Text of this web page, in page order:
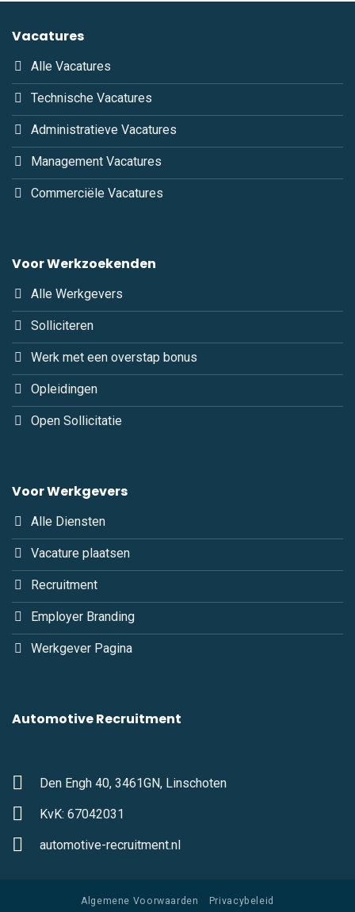
Vacatures
Alle Vacatures
Technische Vacatures
Administratieve Vacatures
Management Vacatures
Commerciële Vacatures
Voor Werkzoekenden
Alle Werkgevers
Solliciteren
Werk met een overstap bonus
Opleidingen
Open Sollicitatie
Voor Werkgevers
Alle Diensten
Vacature plaatsen
Recruitment
Employer Branding
Werkgever Pagina
Automotive Recruitment
Den Engh 40, 3461GN, Linschoten
KvK: 67042031
automotive-recruitment.nl
Algemene Voorwaarden Privacybeleid